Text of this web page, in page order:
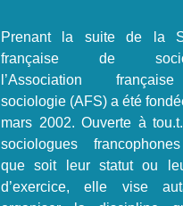
Prenant la suite de la
française de
l’Association
sociologie (AFS) a été
mars 2002. Ouverte à
sociologues
que soit leur statut ou
d’exercice, elle vise